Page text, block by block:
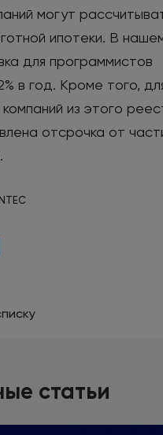
могут
ипотеки. В
для программистов
в год. Кроме того,
из этого
отсрочка от
статьи